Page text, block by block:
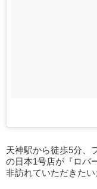
天神駅から徒歩5分、
の日本1号店が『ロバ
非訪れていただきたい